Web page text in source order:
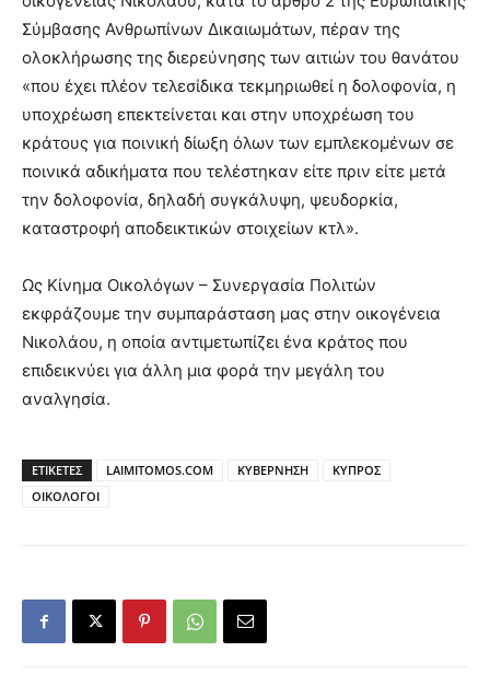
Σύμβασης Ανθρωπίνων Δικαιωμάτων, πέραν της
ολοκλήρωσης της διερεύνησης των αιτιών του θανάτου
«που έχει πλέον τελεσίδικα τεκμηριωθεί η δολοφονία, η
υποχρέωση επεκτείνεται και στην υποχρέωση του
κράτους για ποινική δίωξη όλων των εμπλεκομένων σε
ποινικά αδικήματα που τελέστηκαν είτε πριν είτε μετά
την δολοφονία, δηλαδή συγκάλυψη, ψευδορκία,
καταστροφή αποδεικτικών στοιχείων κτλ».
Ως Κίνημα Οικολόγων – Συνεργασία Πολιτών
εκφράζουμε την συμπαράσταση μας στην οικογένεια
Νικολάου, η οποία αντιμετωπίζει ένα κράτος που
επιδεικνύει για άλλη μια φορά την μεγάλη του
αναλγησία.
ΕΤΙΚΕΤΕΣ LAIMITOMOS.COM ΚΥΒΕΡΝΗΣΗ
ΚΥΠΡΟΣ
ΟΙΚΟΛΟΓΟΙ